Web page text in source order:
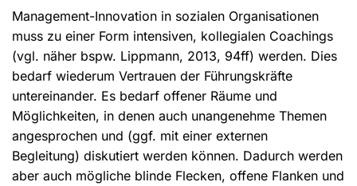
Management-Innovation in sozialen Organisationen
muss zu einer Form intensiven, kollegialen Coachings
(vgl. näher bspw. Lippmann, 2013, 94ff) werden. Dies
bedarf wiederum Vertrauen der Führungskräfte
untereinander. Es bedarf offener Räume und
Möglichkeiten, in denen auch unangenehme Themen
angesprochen und (ggf. mit einer externen
Begleitung) diskutiert werden können. Dadurch werden
aber auch mögliche blinde Flecken, offene Flanken und